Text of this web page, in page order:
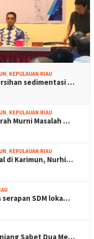
KEPULAUAN RIAU
sedimentasi …
KEPULAUAN RIAU
Murni Masalah …
KEPULAUAN RIAU
di Karimun, Nurhi…
SDM loka…
Sabet Dua Me…